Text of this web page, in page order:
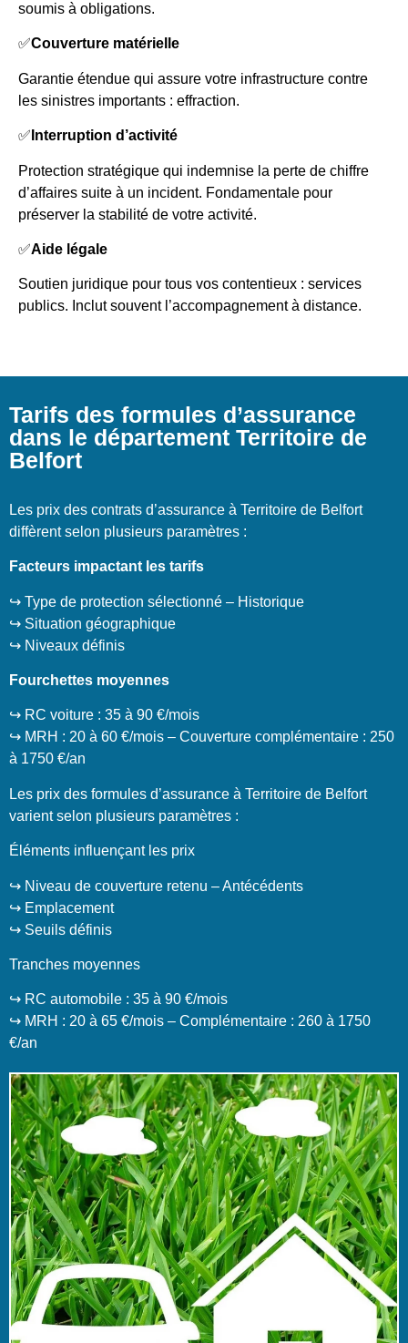
soumis à obligations.
✅Couverture matérielle
Garantie étendue qui assure votre infrastructure contre
les sinistres importants : effraction.
✅ Interruption d’activité
Protection stratégique qui indemnise la perte de chiffre
d’affaires suite à un incident. Fondamentale pour
préserver la stabilité de votre activité.
✅Aide légale
Soutien juridique pour tous vos contentieux : services
publics. Inclut souvent l’accompagnement à distance.
Tarifs des formules d’assurance
dans le département Territoire de
Belfort
Les prix des contrats d’assurance à Territoire de Belfort
diffèrent selon plusieurs paramètres :
Facteurs impactant les tarifs
↪️ Type de protection sélectionné – Historique
↪️ Situation géographique
↪️ Niveaux définis
Fourchettes moyennes
↪️ RC voiture : 35 à 90 €/mois
↪️ MRH : 20 à 60 €/mois – Couverture complémentaire : 250
à 1750 €/an
Les prix des formules d’assurance à Territoire de Belfort
varient selon plusieurs paramètres :
Éléments influençant les prix
↪️ Niveau de couverture retenu – Antécédents
↪️ Emplacement
↪️ Seuils définis
Tranches moyennes
↪️ RC automobile : 35 à 90 €/mois
↪️ MRH : 20 à 65 €/mois – Complémentaire : 260 à 1750
€/an